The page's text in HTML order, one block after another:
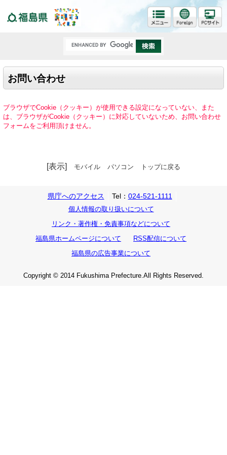
お問い合わせ
ブラウザでCookie（クッキー）が使用できる設定になっていない、また
は、ブラウザがCookie（クッキー）に対応していないため、お問い合わせ
フォームをご利用頂けません。
[表示] モバイル パソコン トップに戻る
県庁へのアクセス Tel： 024-521-1111
個人情報の取り扱いについて
リンク・著作権・免責事項などについて
福島県ホームページについて
RSS配信について
福島県の広告事業について
Copyright © 2014 Fukushima Prefecture.All Rights Reserved.